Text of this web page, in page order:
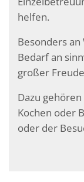
helfen.
Besonders
Bedarf an
großer
Dazu
Kochen oder
oder der